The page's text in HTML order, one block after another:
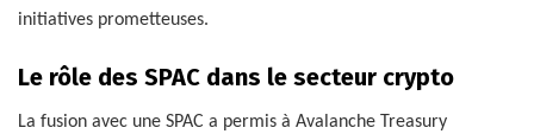
initiatives prometteuses.
Le rôle des SPAC dans le secteur crypto
La fusion avec une SPAC a permis à Avalanche Treasury